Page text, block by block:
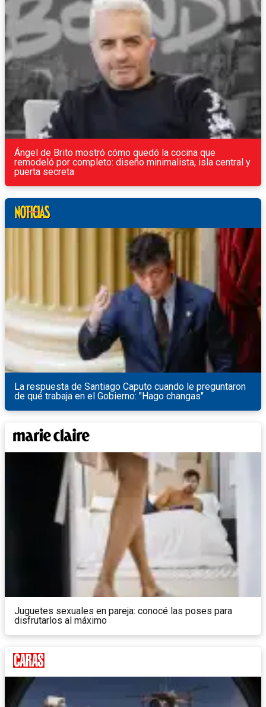
Ángel de Brito mostró cómo quedó la cocina que
remodeló por completo: diseño minimalista, isla central y
puerta secreta
La respuesta de Santiago Caputo cuando le preguntaron
de qué trabaja en el Gobierno: "Hago changas"
Juguetes sexuales en pareja: conocé las poses para
disfrutarlos al máximo